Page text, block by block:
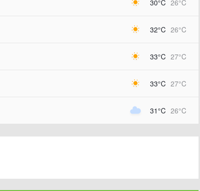
30°C 26°C
32°C 26°C
33°C 27°C
33°C 27°C
31°C 26°C